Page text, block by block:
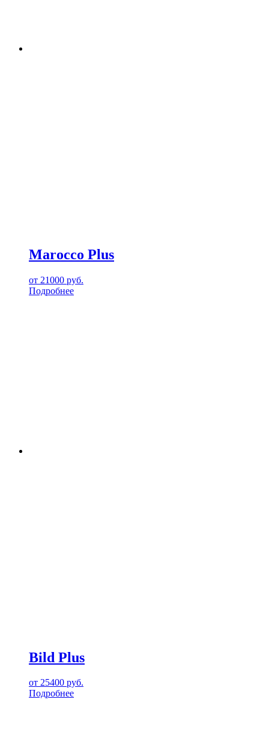
Marocco Plus
от 21000 руб.
Подробнее
Bild Plus
от 25400 руб.
Подробнее